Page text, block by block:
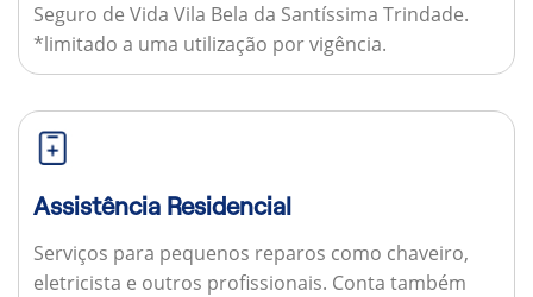
Seguro de Vida Vila Bela da Santíssima Trindade.
*limitado a uma utilização por vigência.
Assistência Residencial
Serviços para pequenos reparos como chaveiro,
eletricista e outros profissionais. Conta também